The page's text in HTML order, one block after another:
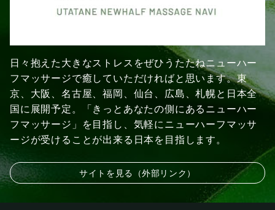
日々抱えた大きなストレスをぜひうたたねニューハー
フマッサージで癒していただければと思います。東
京、大阪、名古屋、福岡、仙台、広島、札幌と日本全
国に展開予定。「きっとあなたの側にあるニューハー
フマッサージ」を目指し、気軽にニューハーフマッサ
ージが受けることが出来る日本を目指します。
サイトを見る（外部リンク）